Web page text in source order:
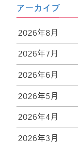
アーカイブ
2026年8月
2026年7月
2026年6月
2026年5月
2026年4月
2026年3月